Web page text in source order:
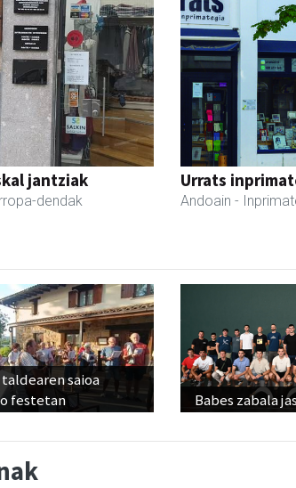
jantziak
dendak
Urrats
Andoain -
saioa
festetan
Babes zabala